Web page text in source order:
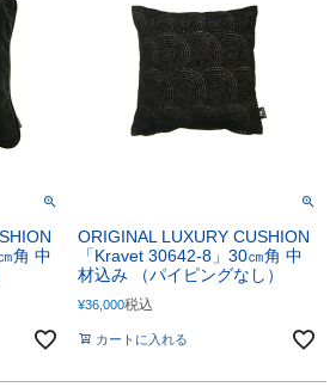
角 中
ORIGINAL LUXURY CUSHION
「Kravet 30642-8」30㎝角 中
材込み （パイピングなし）
¥36,000税込
カートに入れる